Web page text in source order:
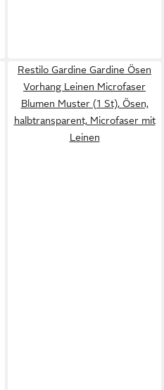
Restilo Gardine Gardine Ösen
Vorhang Leinen Microfaser
Blumen Muster (1 St), Ösen,
halbtransparent, Microfaser mit
Leinen